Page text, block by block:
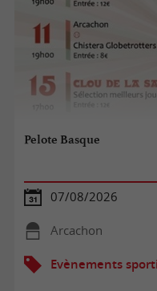
Pelote Basque
07/08/2026
Arcachon
Evènements